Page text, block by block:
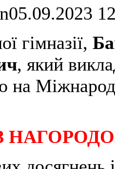
05.09.2023
гімназії,
, який
на